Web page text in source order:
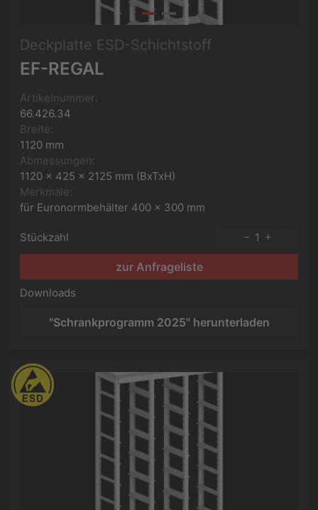
Deckplatte ESD-Schichtstoff
EF-REGAL
Artikelnummer:
66.426.34
Breite:
1120 mm
Abmessungen:
1120 x 425 x 2125 mm (BxTxH)
Merkmale:
für Euronormbehälter 400 x 300 mm
Stückzahl 1
zur Anfrageliste
Downloads
"Schrankprogramm 2025" herunterladen